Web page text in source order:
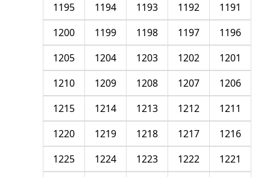
1191
1192
1193
1194
1195
1196
1197
1198
1199
1200
1201
1202
1203
1204
1205
1206
1207
1208
1209
1210
1211
1212
1213
1214
1215
1216
1217
1218
1219
1220
1221
1222
1223
1224
1225